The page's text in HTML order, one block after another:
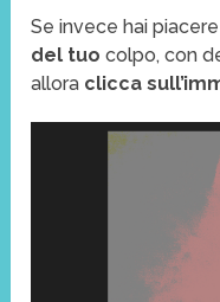
Se invece hai
del tuocolpo, con
allora clicca